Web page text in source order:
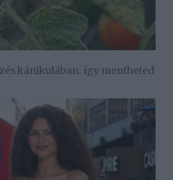
kánikulában: így mentheted